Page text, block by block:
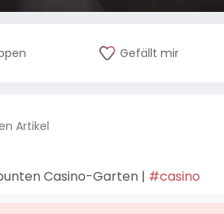
Gefällt mir
Artikel
Casino-Garten | #casino